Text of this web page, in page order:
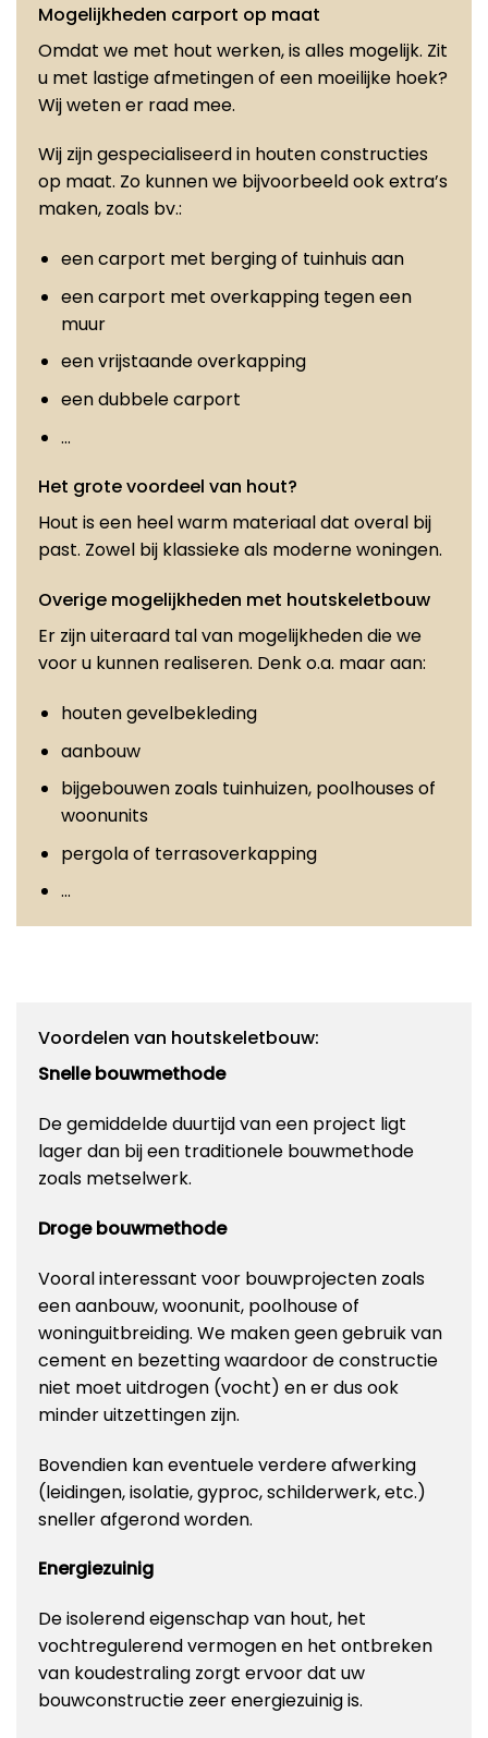
Mogelijkheden carport op maat
Omdat we met hout werken, is alles mogelijk. Zit
u met lastige afmetingen of een moeilijke hoek?
Wij weten er raad mee.
Wij zijn gespecialiseerd in houten constructies
op maat. Zo kunnen we bijvoorbeeld ook extra’s
maken, zoals bv.:
een carport met berging of tuinhuis aan
een carport met overkapping tegen een
muur
een vrijstaande overkapping
een dubbele carport
…
Het grote voordeel van hout?
Hout is een heel warm materiaal dat overal bij
past. Zowel bij klassieke als moderne woningen.
Overige mogelijkheden met houtskeletbouw
Er zijn uiteraard tal van mogelijkheden die we
voor u kunnen realiseren. Denk o.a. maar aan:
houten gevelbekleding
aanbouw
bijgebouwen zoals tuinhuizen, poolhouses of
woonunits
pergola of terrasoverkapping
…
Voordelen van houtskeletbouw:
Snelle bouwmethode
De gemiddelde duurtijd van een project ligt
lager dan bij een traditionele bouwmethode
zoals metselwerk.
Droge bouwmethode
Vooral interessant voor bouwprojecten zoals
een aanbouw, woonunit, poolhouse of
woninguitbreiding. We maken geen gebruik van
cement en bezetting waardoor de constructie
niet moet uitdrogen (vocht) en er dus ook
minder uitzettingen zijn.
Bovendien kan eventuele verdere afwerking
(leidingen, isolatie, gyproc, schilderwerk, etc.)
sneller afgerond worden.
Energiezuinig
De isolerend eigenschap van hout, het
vochtregulerend vermogen en het ontbreken
van koudestraling zorgt ervoor dat uw
bouwconstructie zeer energiezuinig is.